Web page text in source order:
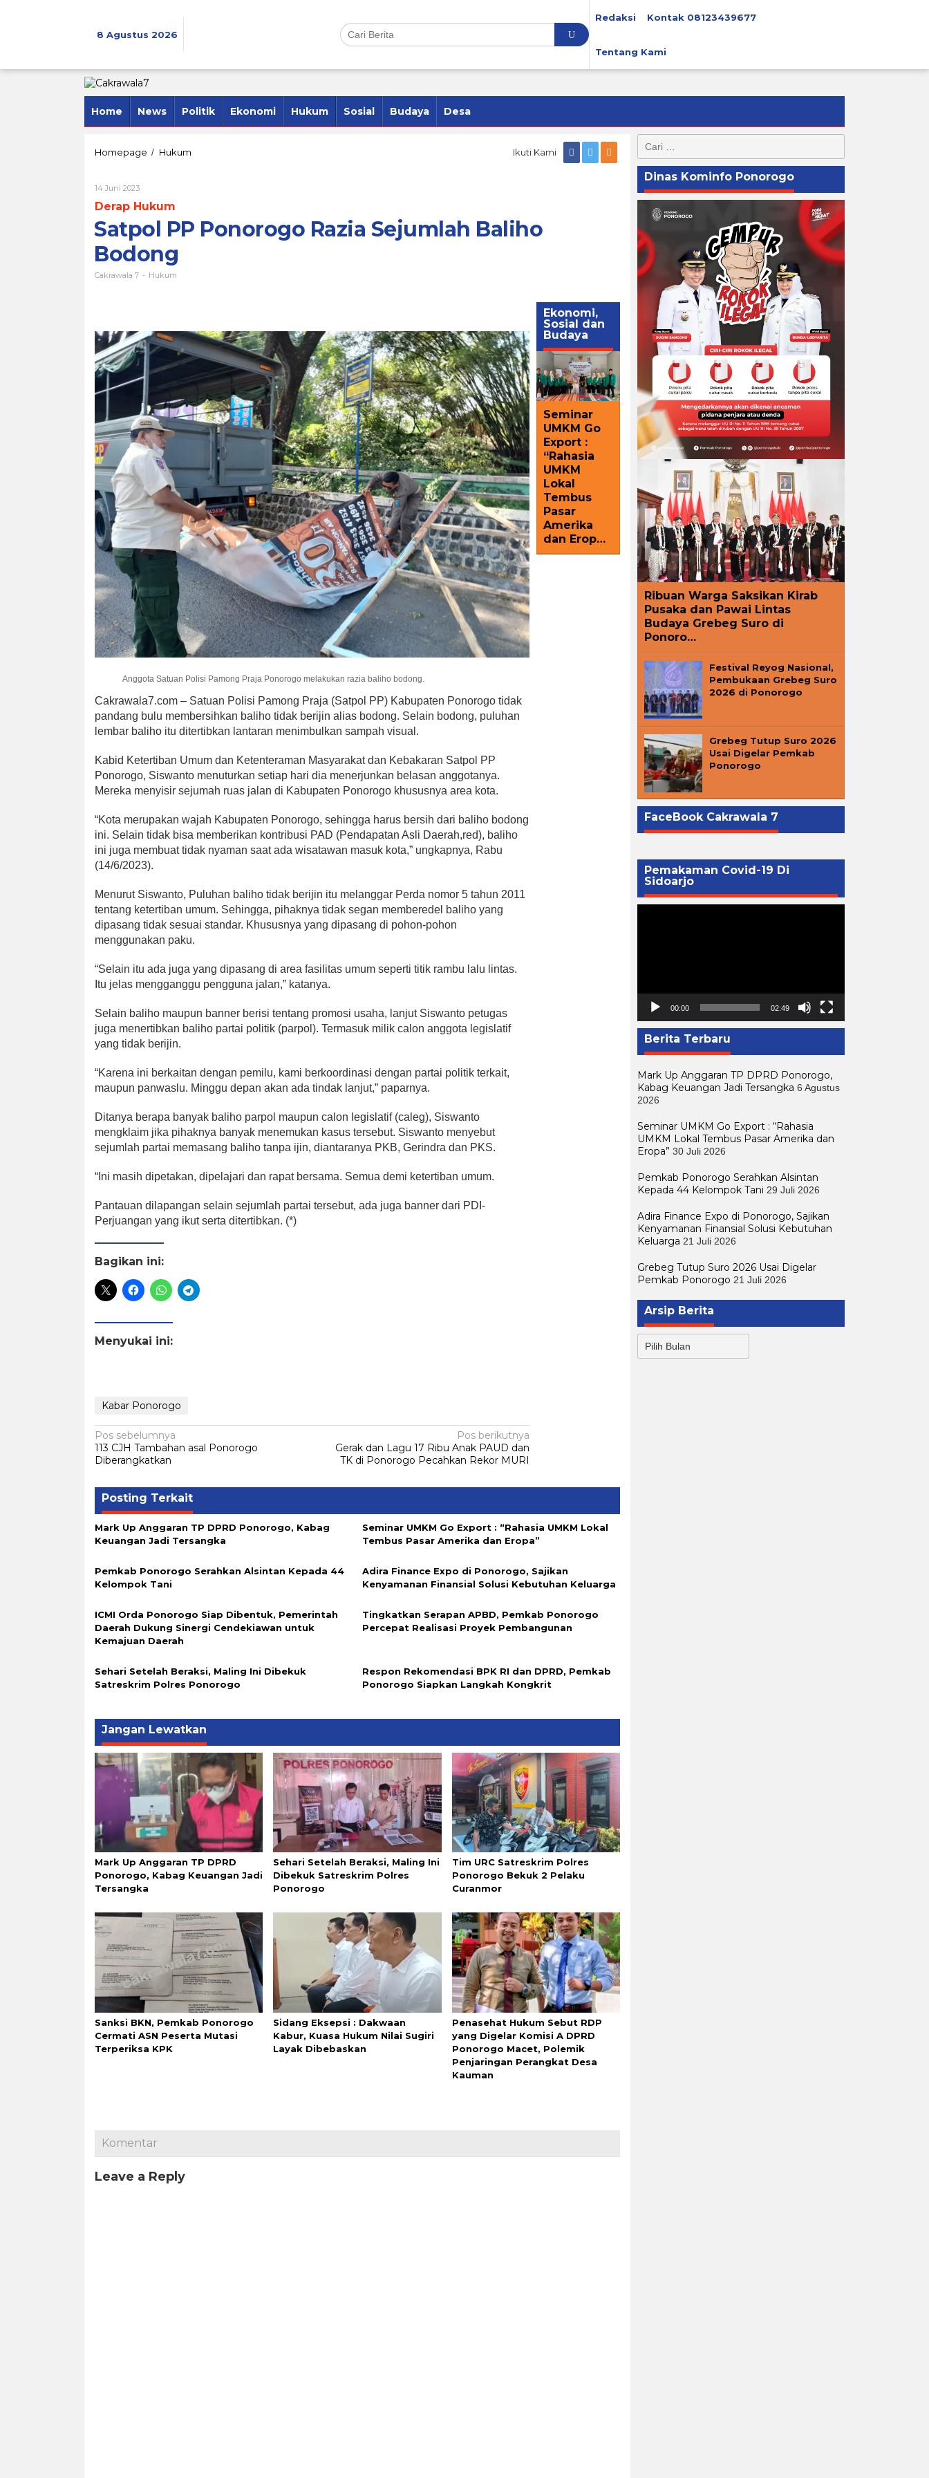
8 Agustus 2026
Redaksi Kontak 08123439677
Tentang Kami
Home News Politik Ekonomi Hukum Sosial Budaya Desa
Homepage / Hukum
Bodong
Ikuti Kami
14 Juni 2023Oleh
7
Derap Hukum
Satpol PP Ponorogo Razia Sejumlah Baliho
Bodong
Cakrawala 7 - Hukum
Anggota Satuan Polisi Pamong Praja Ponorogo melakukan razia baliho bodong.
Cakrawala7.com – Satuan Polisi Pamong Praja (Satpol PP) Kabupaten Ponorogo tidak
pandang bulu membersihkan baliho tidak berijin alias bodong. Selain bodong, puluhan
lembar baliho itu ditertibkan lantaran menimbulkan sampah visual.
Kabid Ketertiban Umum dan Ketenteraman Masyarakat dan Kebakaran Satpol PP
Ponorogo, Siswanto menuturkan setiap hari dia menerjunkan belasan anggotanya.
Mereka menyisir sejumah ruas jalan di Kabupaten Ponorogo khususnya area kota.
“Kota merupakan wajah Kabupaten Ponorogo, sehingga harus bersih dari baliho bodong
ini. Selain tidak bisa memberikan kontribusi PAD (Pendapatan Asli Daerah,red), baliho
ini juga membuat tidak nyaman saat ada wisatawan masuk kota,” ungkapnya, Rabu
(14/6/2023).
Menurut Siswanto, Puluhan baliho tidak berijin itu melanggar Perda nomor 5 tahun 2011
tentang ketertiban umum. Sehingga, pihaknya tidak segan memberedel baliho yang
dipasang tidak sesuai standar. Khususnya yang dipasang di pohon-pohon
menggunakan paku.
“Selain itu ada juga yang dipasang di area fasilitas umum seperti titik rambu lalu lintas.
Itu jelas mengganggu pengguna jalan,” katanya.
Selain baliho maupun banner berisi tentang promosi usaha, lanjut Siswanto petugas
juga menertibkan baliho partai politik (parpol). Termasuk milik calon anggota legislatif
yang tidak berijin.
“Karena ini berkaitan dengan pemilu, kami berkoordinasi dengan partai politik terkait,
maupun panwaslu. Minggu depan akan ada tindak lanjut,” paparnya.
Ditanya berapa banyak baliho parpol maupun calon legislatif (caleg), Siswanto
mengklaim jika pihaknya banyak menemukan kasus tersebut. Siswanto menyebut
sejumlah partai memasang baliho tanpa ijin, diantaranya PKB, Gerindra dan PKS.
“Ini masih dipetakan, dipelajari dan rapat bersama. Semua demi ketertiban umum.
Pantauan dilapangan selain sejumlah partai tersebut, ada juga banner dari PDI-
Perjuangan yang ikut serta ditertibkan. (*)
Bagikan ini:
Menyukai ini:
Kabar Ponorogo
Navigasi
pos
Pos sebelumnya
113 CJH Tambahan asal Ponorogo
Diberangkatkan
Pos berikutnya
Gerak dan Lagu 17 Ribu Anak PAUD dan
TK di Ponorogo Pecahkan Rekor MURI
Ekonomi,
Sosial dan
Budaya
Seminar
UMKM Go
Export :
“Rahasia
UMKM
Lokal
Tembus
Pasar
Amerika
dan Erop…
Posting Terkait
Mark Up Anggaran TP DPRD Ponorogo, Kabag
Keuangan Jadi Tersangka
Seminar UMKM Go Export : “Rahasia UMKM Lokal
Tembus Pasar Amerika dan Eropa”
Pemkab Ponorogo Serahkan Alsintan Kepada 44
Kelompok Tani
Adira Finance Expo di Ponorogo, Sajikan
Kenyamanan Finansial Solusi Kebutuhan Keluarga
ICMI Orda Ponorogo Siap Dibentuk, Pemerintah
Daerah Dukung Sinergi Cendekiawan untuk
Kemajuan Daerah
Tingkatkan Serapan APBD, Pemkab Ponorogo
Percepat Realisasi Proyek Pembangunan
Sehari Setelah Beraksi, Maling Ini Dibekuk
Satreskrim Polres Ponorogo
Respon Rekomendasi BPK RI dan DPRD, Pemkab
Ponorogo Siapkan Langkah Kongkrit
Jangan Lewatkan
Mark Up Anggaran TP DPRD
Ponorogo, Kabag Keuangan Jadi
Tersangka
Sehari Setelah Beraksi, Maling Ini
Dibekuk Satreskrim Polres
Ponorogo
Tim URC Satreskrim Polres
Ponorogo Bekuk 2 Pelaku
Curanmor
Sanksi BKN, Pemkab Ponorogo
Cermati ASN Peserta Mutasi
Terperiksa KPK
Sidang Eksepsi : Dakwaan
Kabur, Kuasa Hukum Nilai Sugiri
Layak Dibebaskan
Penasehat Hukum Sebut RDP
yang Digelar Komisi A DPRD
Ponorogo Macet, Polemik
Penjaringan Perangkat Desa
Kauman
Komentar
Leave a Reply
untuk:
Dinas Kominfo Ponorogo
Ribuan Warga Saksikan Kirab
Pusaka dan Pawai Lintas
Budaya Grebeg Suro di
Ponoro…
Festival Reyog Nasional,
Pembukaan Grebeg Suro
2026 di Ponorogo
Grebeg Tutup Suro 2026
Usai Digelar Pemkab
Ponorogo
FaceBook Cakrawala 7
Pemakaman Covid-19 Di
Sidoarjo
00:00 02:49
Berita Terbaru
Mark Up Anggaran TP DPRD Ponorogo,
Kabag Keuangan Jadi Tersangka 6 Agustus
2026
Seminar UMKM Go Export : “Rahasia
UMKM Lokal Tembus Pasar Amerika dan
Eropa” 30 Juli 2026
Pemkab Ponorogo Serahkan Alsintan
Kepada 44 Kelompok Tani 29 Juli 2026
Adira Finance Expo di Ponorogo, Sajikan
Kenyamanan Finansial Solusi Kebutuhan
Keluarga 21 Juli 2026
Grebeg Tutup Suro 2026 Usai Digelar
Pemkab Ponorogo 21 Juli 2026
Arsip Berita
Berita